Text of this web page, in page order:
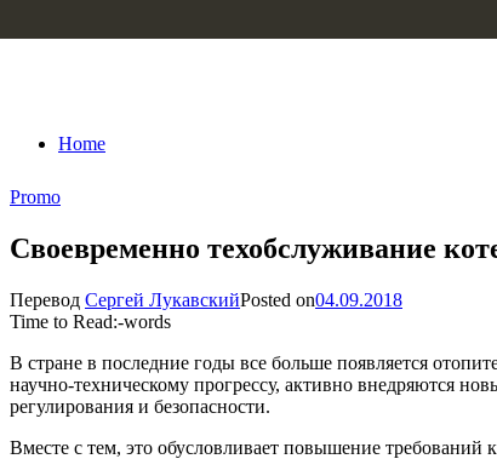
Home
Promo
Своевременно техобслуживание
Перевод Сергей ЛукавскийPosted on04.09.2018
Time to Read:-words
В стране в последние годы все больше появляется
научно-техническому прогрессу, активно внедряются
регулирования и безопасности.
Вместе с тем, это обусловливает повышение требований